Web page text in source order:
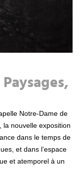
la nouvelle exposition
dans le temps de
et dans l’espace
et atemporel à un